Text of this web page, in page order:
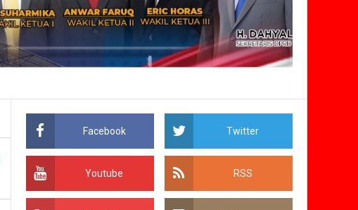
Facebook Twitter
Youtube RSS